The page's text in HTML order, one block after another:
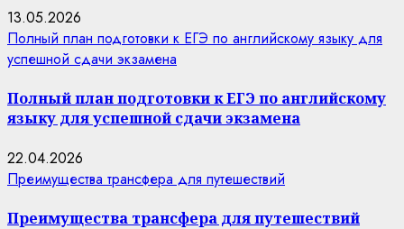
13.05.2026
Полный план подготовки к ЕГЭ по английскому языку для
успешной сдачи экзамена
Полный план подготовки к ЕГЭ по английскому
языку для успешной сдачи экзамена
22.04.2026
Преимущества трансфера для путешествий
Преимущества трансфера для путешествий